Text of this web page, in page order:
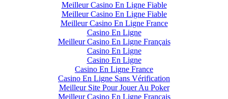
Meilleur Casino En Ligne Fiable
Meilleur Casino En Ligne Fiable
Meilleur Casino En Ligne France
Casino En Ligne
Meilleur Casino En Ligne Français
Casino En Ligne
Casino En Ligne
Casino En Ligne France
Casino En Ligne Sans Vérification
Meilleur Site Pour Jouer Au Poker
Meilleur Casino En Ligne Français